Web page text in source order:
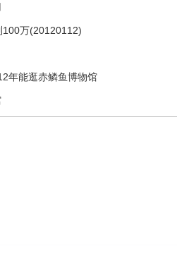
100万(20120112)
年能逛赤鳞鱼博物馆